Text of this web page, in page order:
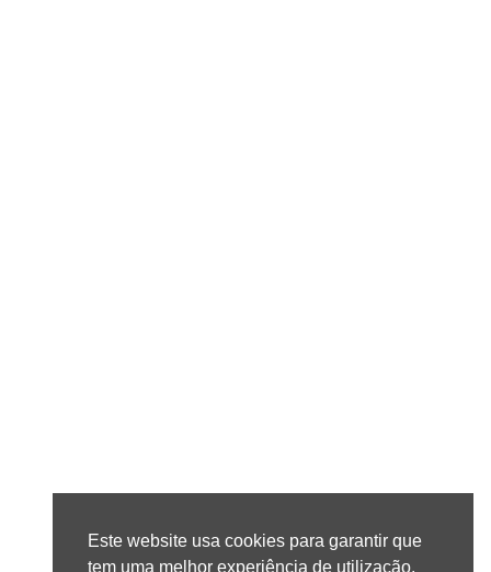
Este website usa cookies para garantir que
tem uma melhor experiência de utilização.